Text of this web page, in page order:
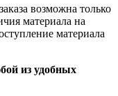
возможна только
материала на
материала
из удобных